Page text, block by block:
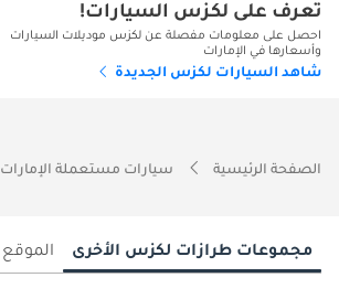
تعرف على لكزس السيارات!
احصل على معلومات مفصلة عن لكزس موديلات السيارات
وأسعارها في الإمارات
شاهد السيارات لكزس الجديدة
الصفحة الرئيسية سيارات مستعملة الإمارات
مجموعات طرازات لكزس الأخرى الموقع